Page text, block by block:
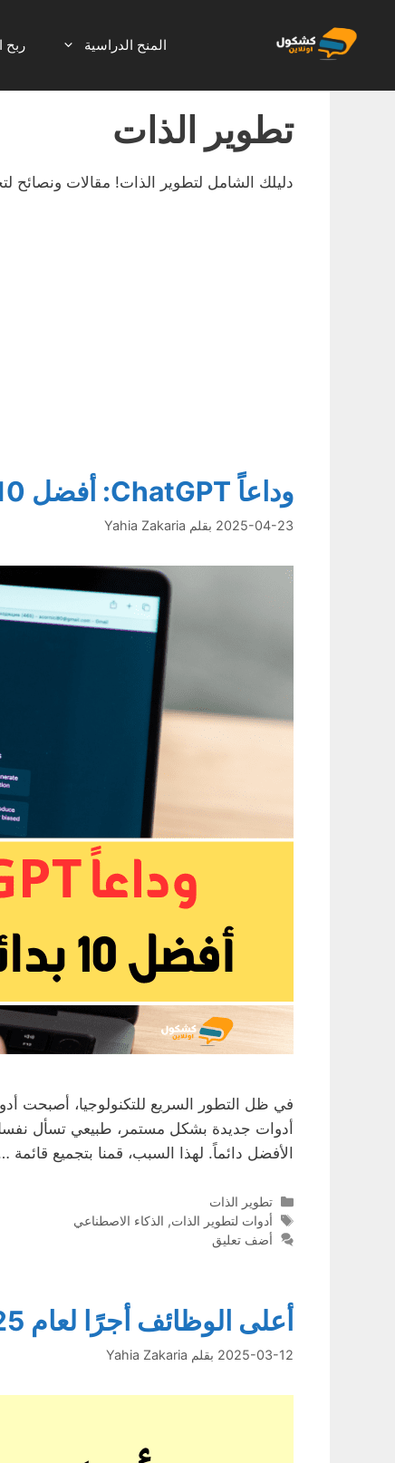
المحتوى
المنح الدراسية ربح
تطوير الذات
دليلك الشامل لتطوير الذات! مقالات ونصائح
وداعاً ChatGPT: أفضل 10 بدائل مجانية لعام 2025
2025-04-23 بقلم Yahia Zakaria
الأفضل دائماً. لهذا السبب، قمنا بتجميع قائمة
التصنيفات
تطوير الذات
الوسوم
أدوات لتطوير الذات, الذكاء الاصطناعي
أضف تعليق
أعلى الوظائف أجرًا لعام 2025: هل لديك المهارات المطلوبة؟
2025-03-12 بقلم Yahia Zakaria